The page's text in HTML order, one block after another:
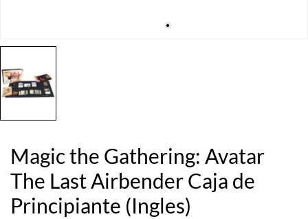
Magic the Gathering: Avatar
The Last Airbender Caja de
Principiante (Ingles)